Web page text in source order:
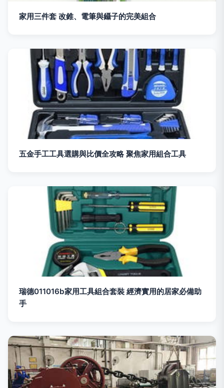
家用三件套 改錐、電筆與鑷子的完美組合
五金手工工具選購與比價全攻略 聚焦家用組合工具
瑞德011016b家用工具組合套裝 經濟實用的居家必備助
手